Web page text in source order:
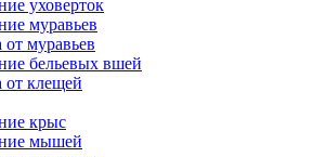
уховерток
муравьев
муравьев
бельевых вшей
от клещей
крыс
мышей